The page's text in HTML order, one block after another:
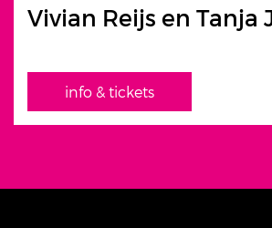
Vivian Reijs en Tanja
info & tickets